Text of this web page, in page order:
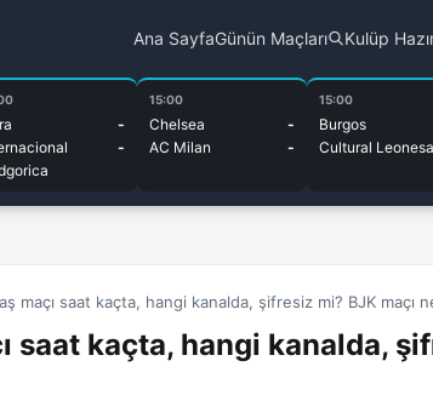
Ana SayfaGünün Maçları Kulüp
-
-
15:00
Chelsea
-
AC Milan
-
15:00
Burgos
Cultural Leonesa
maçı saat kaçta, hangi kanalda, şifresiz mi? BJK maçı
saat kaçta, hangi kanalda,